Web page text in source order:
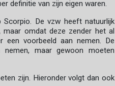
definitie van zijn eigen waren.
Scorpio. De vzw heeft natuurlijk
maar omdat deze zender het al
een voorbeeld aan nemen. De
maar gewoon moeten
zijn. Hieronder volgt dan ook